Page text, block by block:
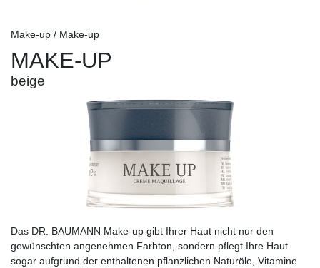
Make-up / Make-up
MAKE-UP
beige
Das DR. BAUMANN Make-up gibt Ihrer Haut nicht nur den
gewünschten angenehmen Farbton, sondern pflegt Ihre Haut
sogar aufgrund der enthaltenen pflanzlichen Naturöle, Vitamine